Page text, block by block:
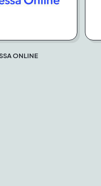
ONLINE